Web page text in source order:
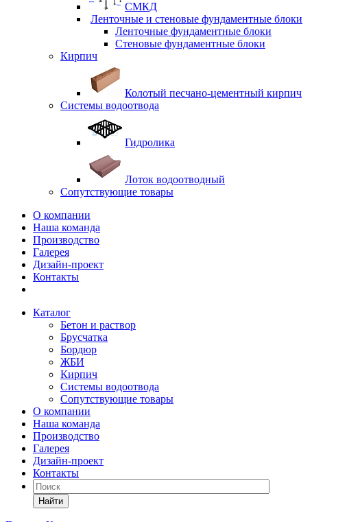
СМКД
Ленточные и стеновые фундаментные блоки
Ленточные фундаментные блоки
Стеновые фундаментные блоки
Кирпич
Колотый песчано-цементный кирпич
Системы водоотвода
Гидролика
Лоток водоотводный
Сопутствующие товары
О компании
Наша команда
Производство
Галерея
Дизайн-проект
Контакты
Каталог
Бетон и раствор
Брусчатка
Бордюр
ЖБИ
Кирпич
Системы водоотвода
Сопутствующие товары
О компании
Наша команда
Производство
Галерея
Дизайн-проект
Контакты
Найти